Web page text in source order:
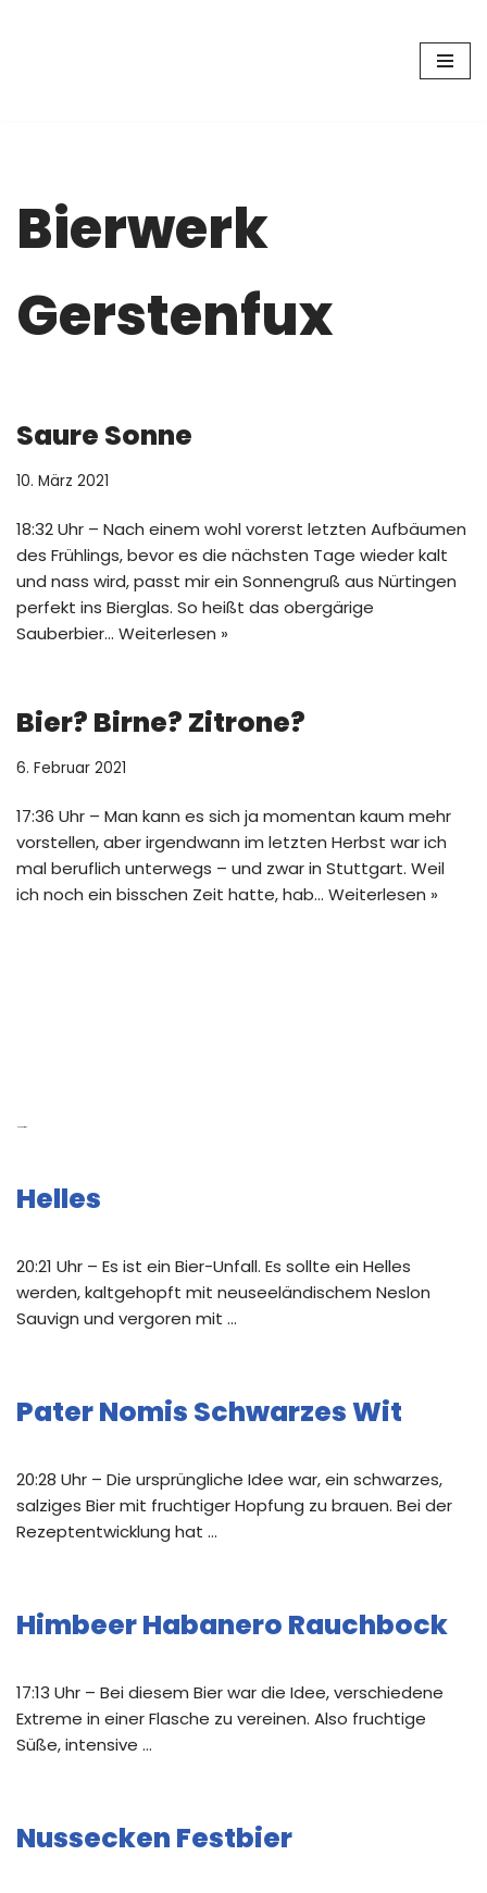
Bierwerk
Gerstenfux
Saure Sonne
10. März 2021
18:32 Uhr – Nach einem wohl vorerst letzten Aufbäumen
des Frühlings, bevor es die nächsten Tage wieder kalt
und nass wird, passt mir ein Sonnengruß aus Nürtingen
perfekt ins Bierglas. So heißt das obergärige
Sauberbier… Weiterlesen »
Bier? Birne? Zitrone?
6. Februar 2021
17:36 Uhr – Man kann es sich ja momentan kaum mehr
vorstellen, aber irgendwann im letzten Herbst war ich
mal beruflich unterwegs – und zwar in Stuttgart. Weil
ich noch ein bisschen Zeit hatte, hab… Weiterlesen »
Helles
20:21 Uhr – Es ist ein Bier-Unfall. Es sollte ein Helles
werden, kaltgehopft mit neuseeländischem Neslon
Sauvign und vergoren mit …
Pater Nomis Schwarzes Wit
20:28 Uhr – Die ursprüngliche Idee war, ein schwarzes,
salziges Bier mit fruchtiger Hopfung zu brauen. Bei der
Rezeptentwicklung hat …
Himbeer Habanero Rauchbock
17:13 Uhr – Bei diesem Bier war die Idee, verschiedene
Extreme in einer Flasche zu vereinen. Also fruchtige
Süße, intensive …
Nussecken Festbier